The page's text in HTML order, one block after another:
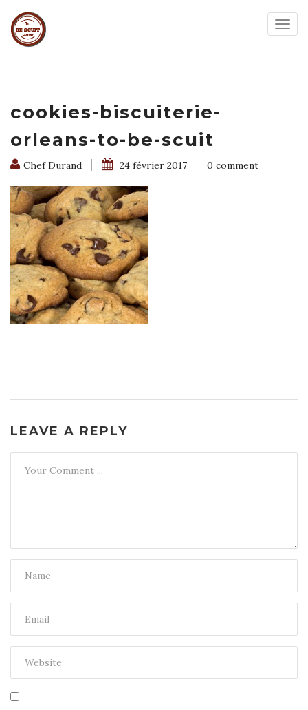
cookies-biscuiterie-
orleans-to-be-scuit
Chef Durand 24 février 2017 0 comment
LEAVE A REPLY